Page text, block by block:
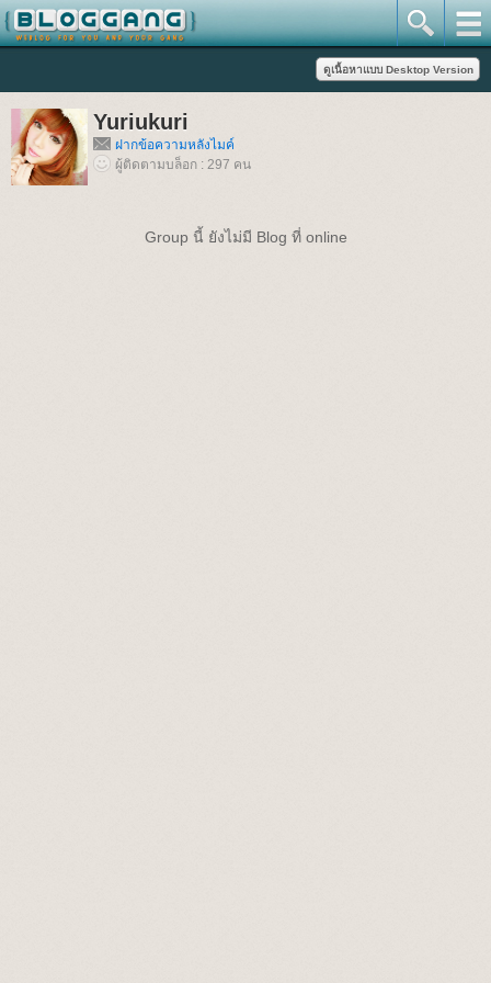
Yuriukuri
ฝากข้อความหลังไมค์
ผู้ติดตามบล็อก : 297 คน
Group นี้ ยังไม่มี Blog ที่ online